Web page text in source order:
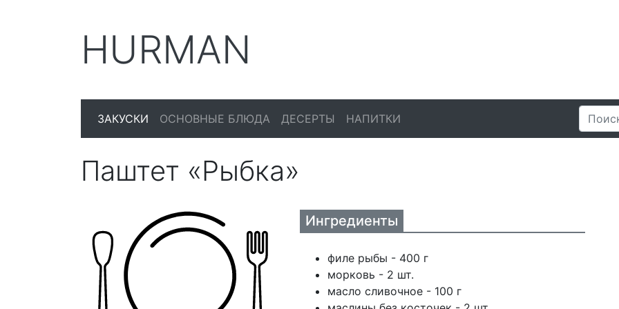
HURMAN
ЗАКУСКИ ОСНОВНЫЕ БЛЮДА ДЕСЕРТЫ НАПИТКИ
Паштет «Рыбка»
Ингредиенты
филе рыбы - 400 г
морковь - 2 шт.
масло сливочное - 100 г